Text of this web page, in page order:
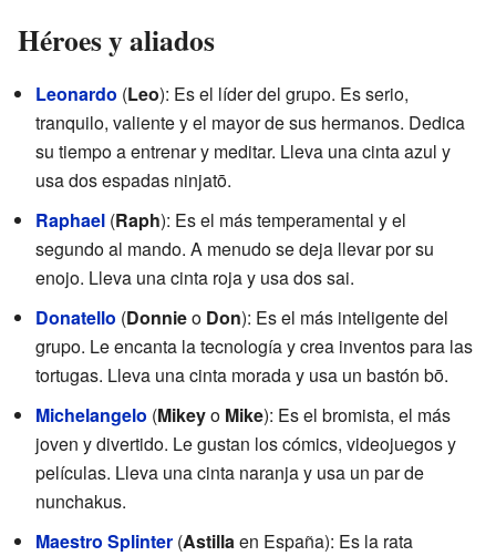
Héroes y aliados
Leonardo (Leo): Es el líder del grupo. Es serio,
tranquilo, valiente y el mayor de sus hermanos. Dedica
su tiempo a entrenar y meditar. Lleva una cinta azul y
usa dos espadas ninjatō.
Raphael (Raph): Es el más temperamental y el
segundo al mando. A menudo se deja llevar por su
enojo. Lleva una cinta roja y usa dos sai.
Donatello (Donnieo Don): Es el más inteligente del
grupo. Le encanta la tecnología y crea inventos para las
tortugas. Lleva una cinta morada y usa un bastón bō.
Michelangelo (Mikeyo Mike): Es el bromista, el más
joven y divertido. Le gustan los cómics, videojuegos y
películas. Lleva una cinta naranja y usa un par de
nunchakus.
Maestro Splinter (Astillaen España): Es la rata